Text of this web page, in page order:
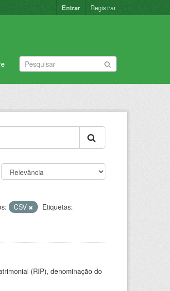
Entrar Registrar
CSV
Etiquetas:
(RIP), denominação do